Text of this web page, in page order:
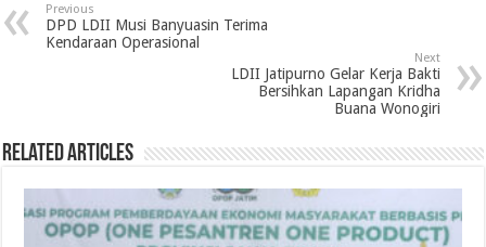
Previous
DPD LDII Musi Banyuasin Terima
Kendaraan Operasional
Next
LDII Jatipurno Gelar Kerja Bakti
Bersihkan Lapangan Kridha
Buana Wonogiri
Related Articles